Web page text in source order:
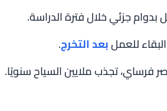
جزئي خلال فترة الدراسة.
للعملبعد التخرج.
فرساي، تجذب ملايين السياح سنويًا.